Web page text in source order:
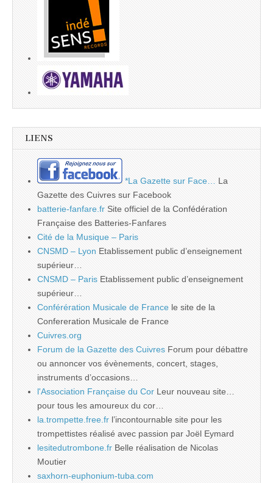
LIENS
*La Gazette sur Face…
La
Gazette des Cuivres sur Facebook
batterie-fanfare.fr Site officiel de la Confédération
Française des Batteries-Fanfares
Cité de la Musique – Paris
CNSMD – Lyon Etablissement public d’enseignement
supérieur…
CNSMD – Paris Etablissement public d’enseignement
supérieur…
Conférération Musicale de France le site de la
Confereration Musicale de France
Cuivres.org
Forum de la Gazette des Cuivres Forum pour débattre
ou annoncer vos évènements, concert, stages,
instruments d’occasions…
l'Association Française du Cor Leur nouveau site…
pour tous les amoureux du cor…
la.trompette.free.fr l’incontournable site pour les
trompettistes réalisé avec passion par Joël Eymard
lesitedutrombone.fr Belle réalisation de Nicolas
Moutier
saxhorn-euphonium-tuba.com